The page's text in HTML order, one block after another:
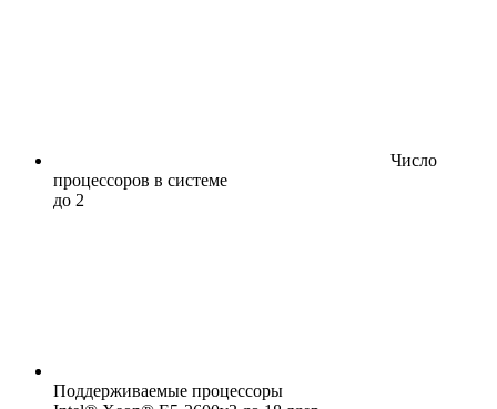
Число
процессоров в системе
до 2
Поддерживаемые процессоры